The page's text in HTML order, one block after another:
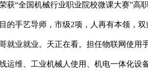
获“全国机械行业职业院校微课大赛”
的手艺导师，市级2项，人再有本领，
就业就业。天正在看。担任物联网使
运维、工业机械人使用、机电一体化